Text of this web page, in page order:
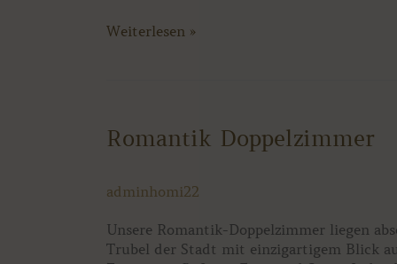
Weiterlesen »
Romantik Doppelzimmer
adminhomi22
Unsere Romantik-Doppelzimmer liegen
Trubel der Stadt mit einzigartigem Blick
Romantik